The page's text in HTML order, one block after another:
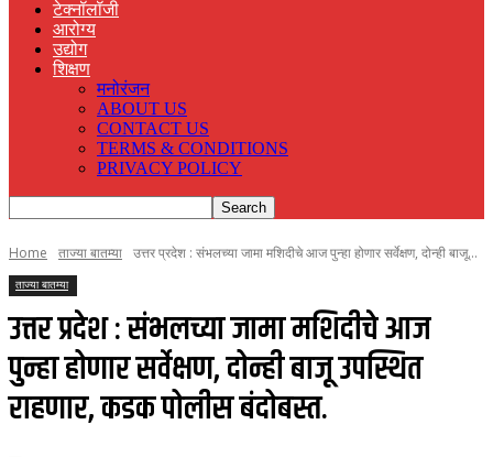
टेक्नॉलॉजी
आरोग्य
उद्योग
शिक्षण
मनोरंजन
ABOUT US
CONTACT US
TERMS & CONDITIONS
PRIVACY POLICY
Home ताज्या बातम्या उत्तर प्रदेश : संभलच्या जामा मशिदीचे आज पुन्हा होणार सर्वेक्षण, दोन्ही बाजू...
ताज्या बातम्या
उत्तर प्रदेश : संभलच्या जामा मशिदीचे आज
पुन्हा होणार सर्वेक्षण, दोन्ही बाजू उपस्थित
राहणार, कडक पोलीस बंदोबस्त.